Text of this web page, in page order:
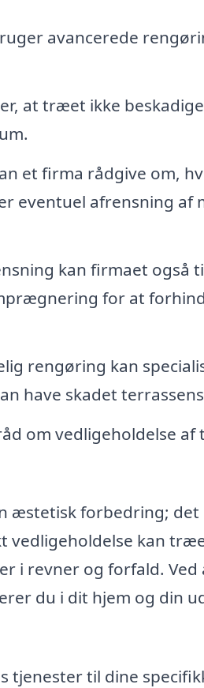
avancerede
at træet ikke
et firma rådgive om,
eventuel afrensning af
kan firmaet også
for at
rengøring kan
have skadet
om vedligeholdelse
æstetisk forbedring; det
vedligeholdelse kan
i revner og forfald. Ved
du i dit hjem og din
tjenester til dine